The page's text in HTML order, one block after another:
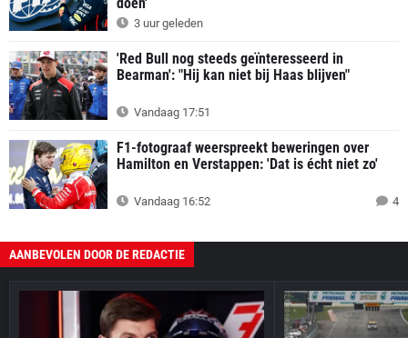
3 uur geleden
'Red Bull nog steeds geïnteresseerd in
Bearman': "Hij kan niet bij Haas blijven"
Vandaag 17:51
F1-fotograaf weerspreekt beweringen over
Hamilton en Verstappen: 'Dat is écht niet zo'
Vandaag 16:52 4
AANBEVOLEN DOOR DE REDACTIE